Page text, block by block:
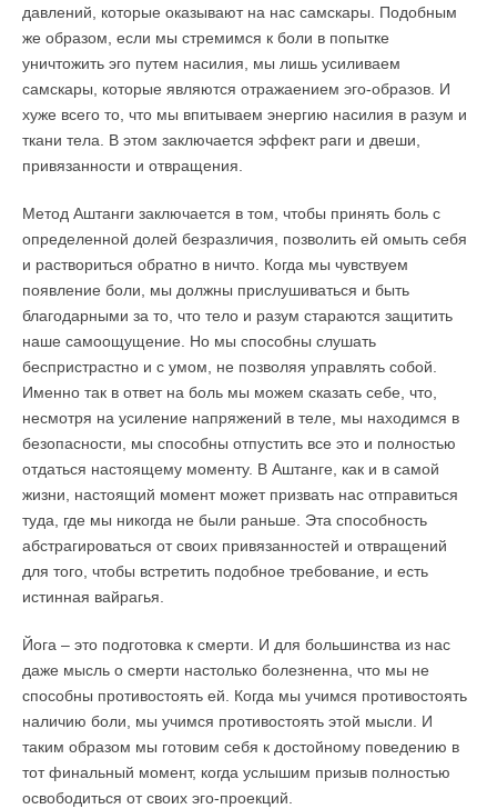
давлений, которые оказывают на нас самскары. Подобным
же образом, если мы стремимся к боли в попытке
уничтожить эго путем насилия, мы лишь усиливаем
самскары, которые являются отражаением эго-образов. И
хуже всего то, что мы впитываем энергию насилия в разум и
ткани тела. В этом заключается эффект раги и двеши,
привязанности и отвращения.
Метод Аштанги заключается в том, чтобы принять боль с
определенной долей безразличия, позволить ей омыть себя
и раствориться обратно в ничто. Когда мы чувствуем
появление боли, мы должны прислушиваться и быть
благодарными за то, что тело и разум стараются защитить
наше самоощущение. Но мы способны слушать
беспристрастно и с умом, не позволяя управлять собой.
Именно так в ответ на боль мы можем сказать себе, что,
несмотря на усиление напряжений в теле, мы находимся в
безопасности, мы способны отпустить все это и полностью
отдаться настоящему моменту. В Аштанге, как и в самой
жизни, настоящий момент может призвать нас отправиться
туда, где мы никогда не были раньше. Эта способность
абстрагироваться от своих привязанностей и отвращений
для того, чтобы встретить подобное требование, и есть
истинная вайрагья.
Йога – это подготовка к смерти. И для большинства из нас
даже мысль о смерти настолько болезненна, что мы не
способны противостоять ей. Когда мы учимся противостоять
наличию боли, мы учимся противостоять этой мысли. И
таким образом мы готовим себя к достойному поведению в
тот финальный момент, когда услышим призыв полностью
освободиться от своих эго-проекций.